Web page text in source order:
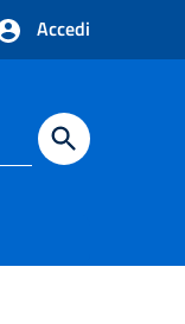
Accedi